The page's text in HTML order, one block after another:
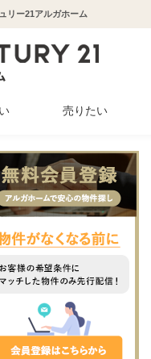
リー21アルガホーム
建て
建て
ョン
件
売りたい